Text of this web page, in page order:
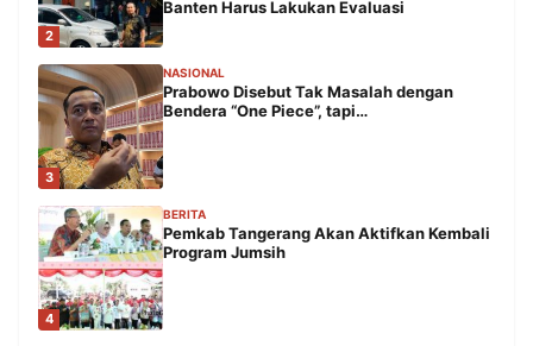
2
Banten Harus Lakukan Evaluasi
3
NASIONAL
Prabowo Disebut Tak Masalah dengan
Bendera “One Piece”, tapi…
4
BERITA
Pemkab Tangerang Akan Aktifkan Kembali
Program Jumsih